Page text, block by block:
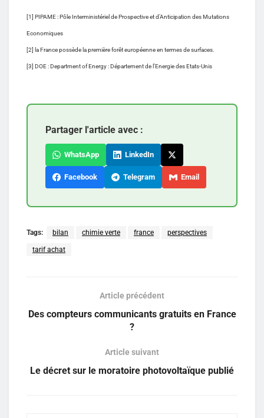
[1] PIPAME : Pôle Interministériel de Prospective et d’Anticipation des Mutations
Economiques
[2] la France possède la première forêt européenne en termes de surfaces.
[3] DOE : Department of Energy : Département de l’Energie des Etats-Unis
Partager l'article avec :
WhatsApp LinkedIn
Facebook Telegram Email
Tags: bilan chimie verte france perspectives
tarif achat
Article précédent
Des compteurs communicants gratuits en France
?
Article suivant
Le décret sur le moratoire photovoltaïque publié